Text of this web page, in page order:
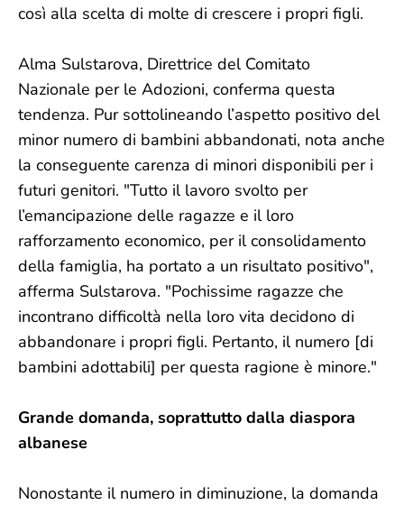
così alla scelta di molte di crescere i propri figli.
Alma Sulstarova, Direttrice del Comitato
Nazionale per le Adozioni, conferma questa
tendenza. Pur sottolineando l’aspetto positivo del
minor numero di bambini abbandonati, nota anche
la conseguente carenza di minori disponibili per i
futuri genitori. "Tutto il lavoro svolto per
l’emancipazione delle ragazze e il loro
rafforzamento economico, per il consolidamento
della famiglia, ha portato a un risultato positivo",
afferma Sulstarova. "Pochissime ragazze che
incontrano difficoltà nella loro vita decidono di
abbandonare i propri figli. Pertanto, il numero [di
bambini adottabili] per questa ragione è minore."
Grande domanda, soprattutto dalla diaspora
albanese
Nonostante il numero in diminuzione, la domanda